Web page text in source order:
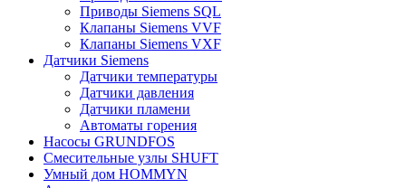
Приводы Siemens SQL
Клапаны Siemens VVF
Клапаны Siemens VXF
Датчики Siemens
Датчики температуры
Датчики давления
Датчики пламени
Автоматы горения
Насосы GRUNDFOS
Смесительные узлы SHUFT
Умный дом HOMMYN